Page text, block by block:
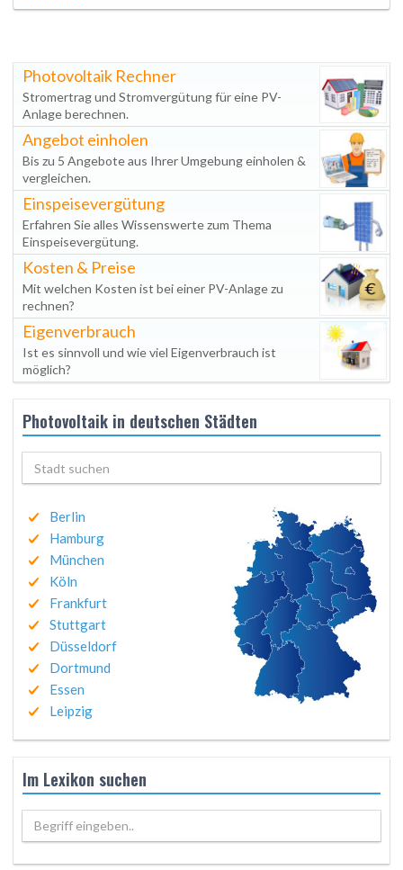
Photovoltaik Rechner
Stromertrag und Stromvergütung für eine PV-
Anlage berechnen.
Angebot einholen
Bis zu 5 Angebote aus Ihrer Umgebung einholen &
vergleichen.
Einspeisevergütung
Erfahren Sie alles Wissenswerte zum Thema
Einspeisevergütung.
Kosten & Preise
Mit welchen Kosten ist bei einer PV-Anlage zu
rechnen?
Eigenverbrauch
Ist es sinnvoll und wie viel Eigenverbrauch ist
möglich?
Photovoltaik in deutschen Städten
Berlin
Hamburg
München
Köln
Frankfurt
Stuttgart
Düsseldorf
Dortmund
Essen
Leipzig
Im Lexikon suchen
Begriff eingeben..